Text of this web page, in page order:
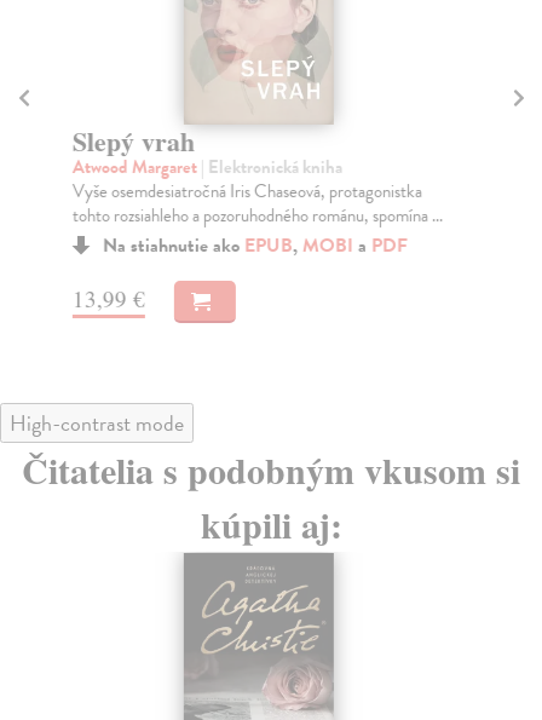
Slepý vrah
Atwood Margaret| Elektronická kniha
Vyše osemdesiatročná Iris Chaseová, protagonistka
tohto rozsiahleho a pozoruhodného románu, spomína ...
Na stiahnutie ako EPUB,MOBI a PDF
13,99 €
High-contrast mode
Čitatelia s podobným vkusom si
kúpili aj: